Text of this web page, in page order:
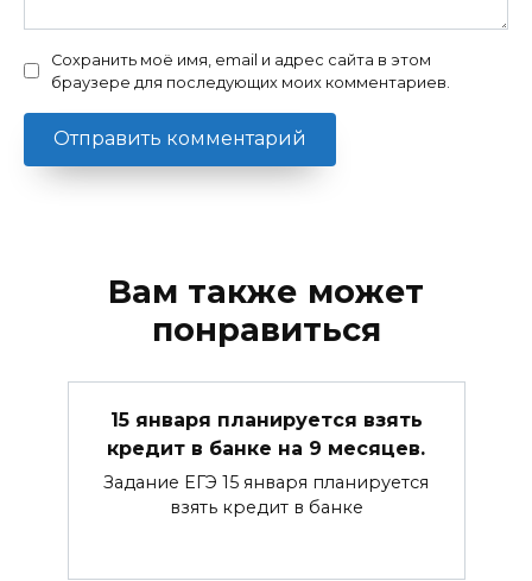
Сохранить моё имя, email и адрес сайта в этом
браузере для последующих моих комментариев.
Вам также может
понравиться
15 января планируется взять
кредит в банке на 9 месяцев.
Задание ЕГЭ 15 января планируется
взять кредит в банке